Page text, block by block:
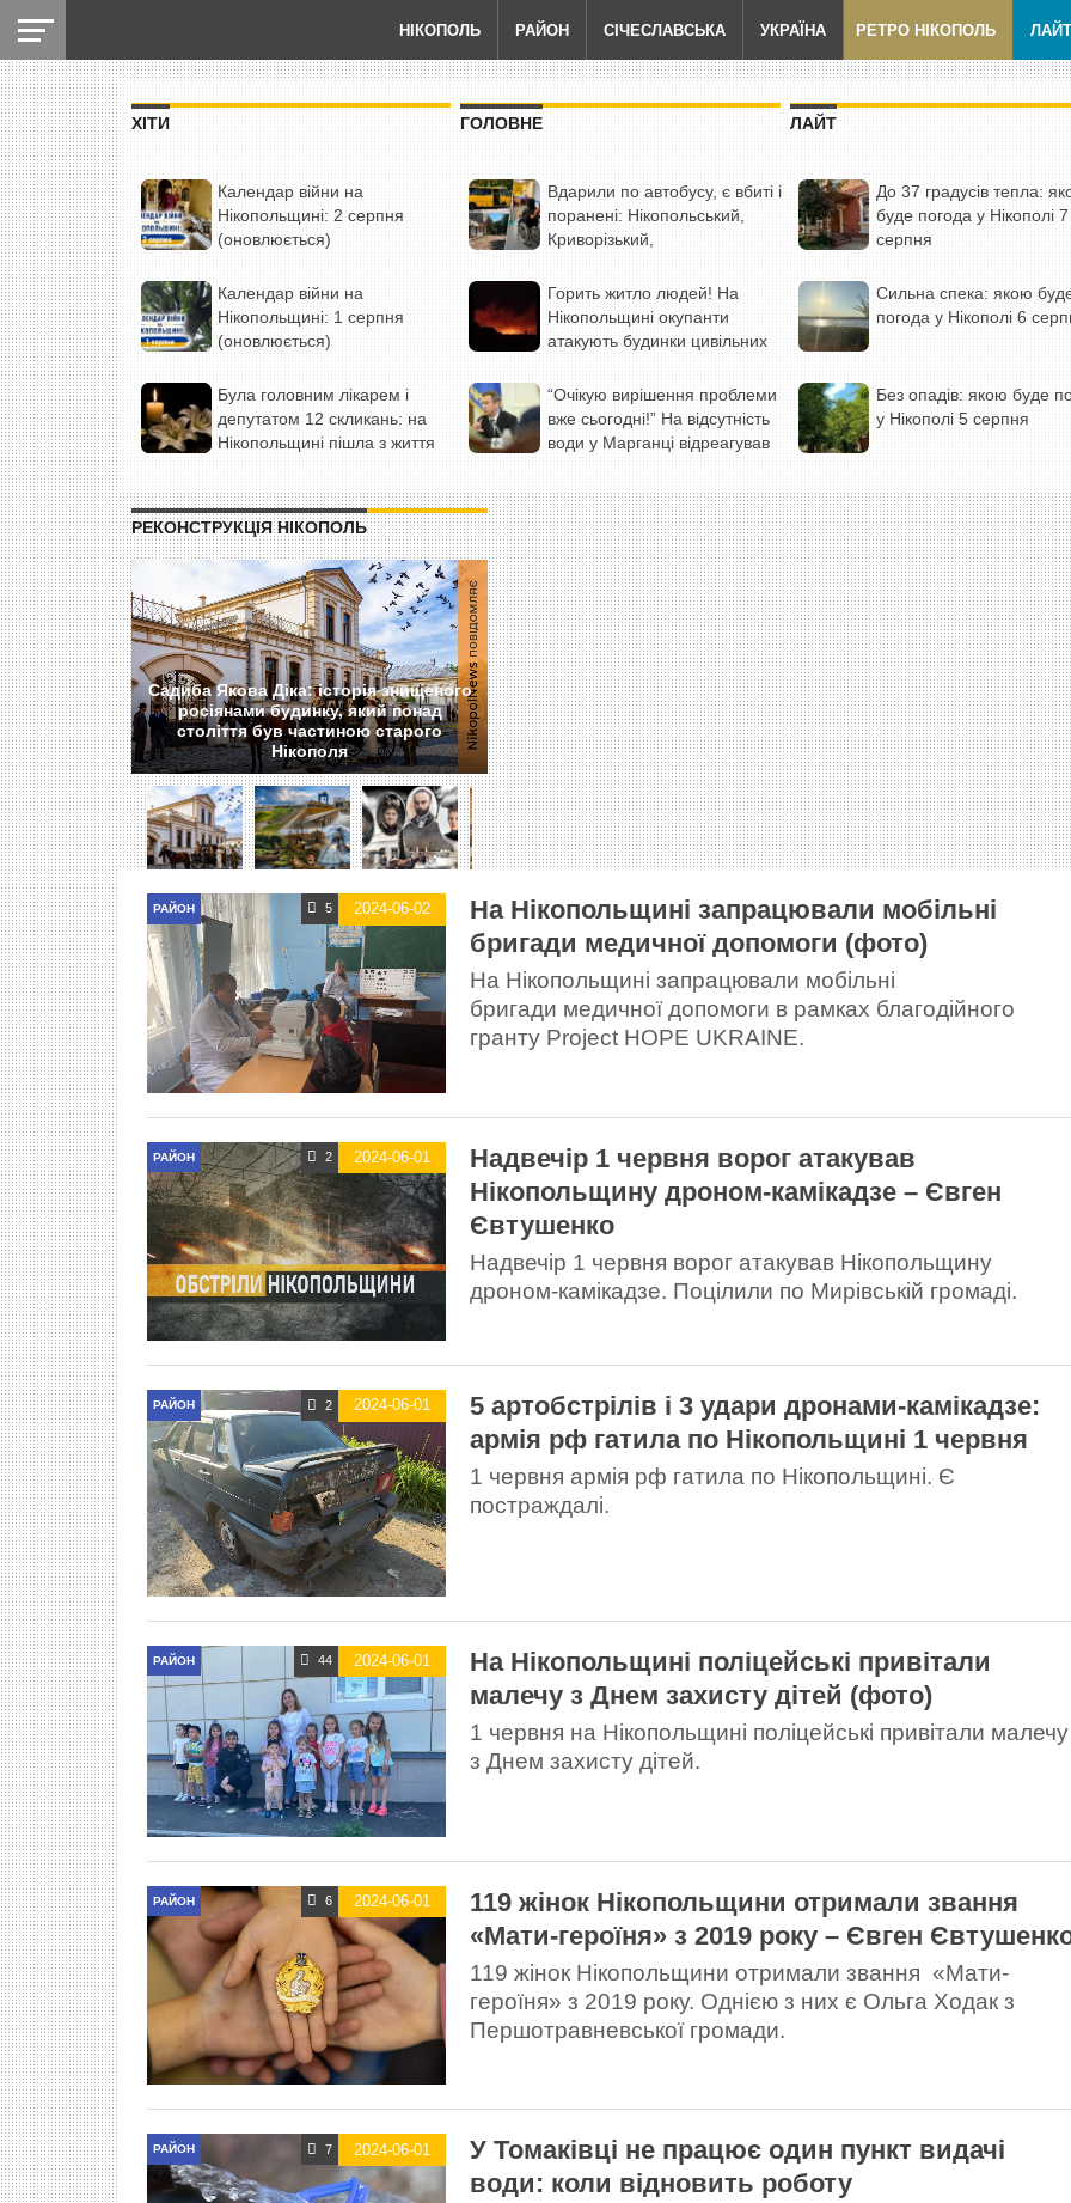
НІКОПОЛЬ РАЙОН СІЧЕСЛАВСЬКА УКРАЇНА РЕТРО НІКОПОЛЬ ЛАЙТ
ХІТИ
Календар війни на
Нікопольщині: 2 серпня
(оновлюється)
Календар війни на
Нікопольщині: 1 серпня
(оновлюється)
Була головним лікарем і
депутатом 12 скликань: на
Нікопольщині пішла з життя
ГОЛОВНЕ
Вдарили по автобусу, є вбиті і
поранені: Нікопольський,
Криворізький,
Синельниківський райони
були під атакою ворога (фото)
Горить житло людей! На
Нікопольщині окупанти
атакують будинки цивільних
сумішшю (відео)
“Очікую вирішення проблеми
вже сьогодні!” На відсутність
води у Марганці відреагував
ЛАЙТ
До 37 градусів тепла:
буде погода у Нікополі 7
серпня
Сильна спека: якою
погода у Нікополі 6
Без опадів: якою буде
у Нікополі 5 серпня
РЕКОНСТРУКЦІЯ НІКОПОЛЬ
Садиба Якова Діка: історія знищеного
росіянами будинку, який понад
століття був частиною старого
Нікополя
РАЙОН 2024-06-02
5
На Нікопольщині запрацювали мобільні
бригади медичної допомоги (фото)
На Нікопольщині запрацювали мобільні
бригади медичної допомоги в рамках благодійного
гранту Project HOPE UKRAINE.
РАЙОН 2024-06-01
2
Надвечір 1 червня ворог атакував
Нікопольщину дроном-камікадзе – Євген
Євтушенко
Надвечір 1 червня ворог атакував Нікопольщину
дроном-камікадзе. Поцілили по Мирівській громаді.
РАЙОН 2024-06-01
2
5 артобстрілів і 3 удари дронами-камікадзе:
армія рф гатила по Нікопольщині 1 червня
1 червня армія рф гатила по Нікопольщині. Є
постраждалі.
РАЙОН 2024-06-01
44
На Нікопольщині поліцейські привітали
малечу з Днем захисту дітей (фото)
1 червня на Нікопольщині поліцейські привітали малечу
з Днем захисту дітей.
РАЙОН 2024-06-01
6
119 жінок Нікопольщини отримали звання
«Мати-героїня» з 2019 року – Євген
119 жінок Нікопольщини отримали звання «Мати-
героїня» з 2019 року. Однією з них є Ольга Ходак з
Першотравневської громади.
РАЙОН 2024-06-01
7
У Томаківці не працює один пункт видачі
води: коли відновить роботу